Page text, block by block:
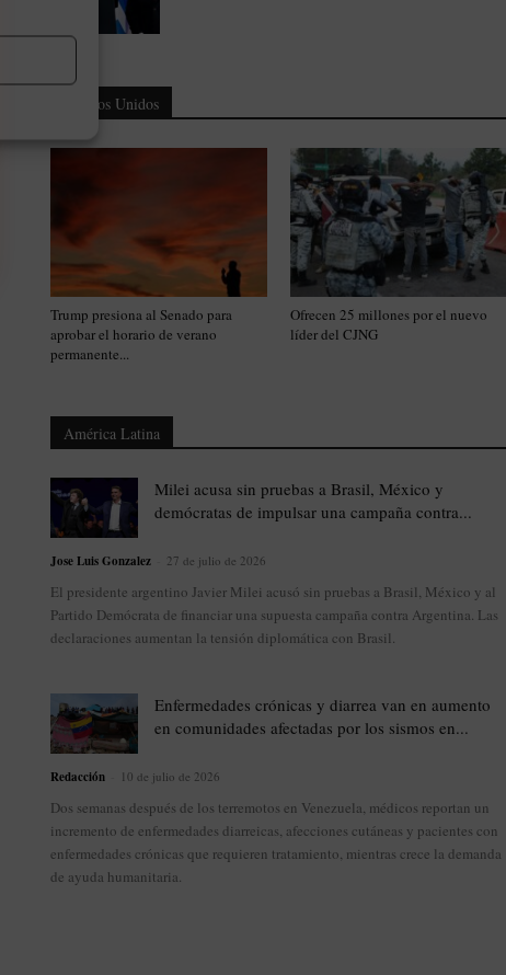
Estados Unidos
Trump presiona al Senado para
aprobar el horario de verano
permanente...
Ofrecen 25 millones por el nuevo
líder del CJNG
América Latina
Milei acusa sin pruebas a Brasil, México y
demócratas de impulsar una campaña contra...
Jose Luis Gonzalez 27 de julio de 2026
El presidente argentino Javier Milei acusó sin pruebas a Brasil, México y al
Partido Demócrata de financiar una supuesta campaña contra Argentina. Las
declaraciones aumentan la tensión diplomática con Brasil.
Enfermedades crónicas y diarrea van en aumento
en comunidades afectadas por los sismos en...
Redacción 10 de julio de 2026
Dos semanas después de los terremotos en Venezuela, médicos reportan un
incremento de enfermedades diarreicas, afecciones cutáneas y pacientes con
enfermedades crónicas que requieren tratamiento, mientras crece la demanda
de ayuda humanitaria.